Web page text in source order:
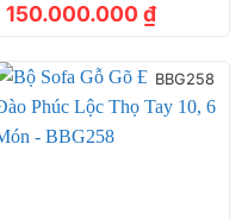
150.000.000 ₫
BBG258